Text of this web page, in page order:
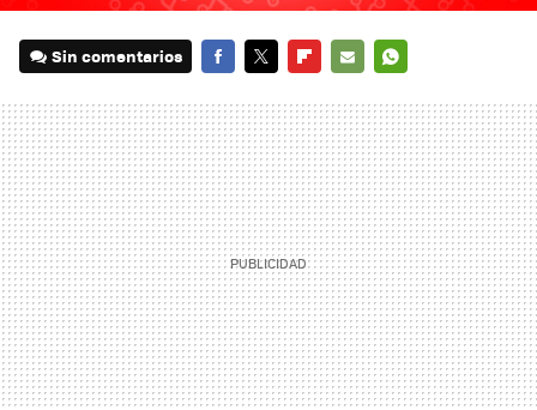
Sin comentarios
MAIL